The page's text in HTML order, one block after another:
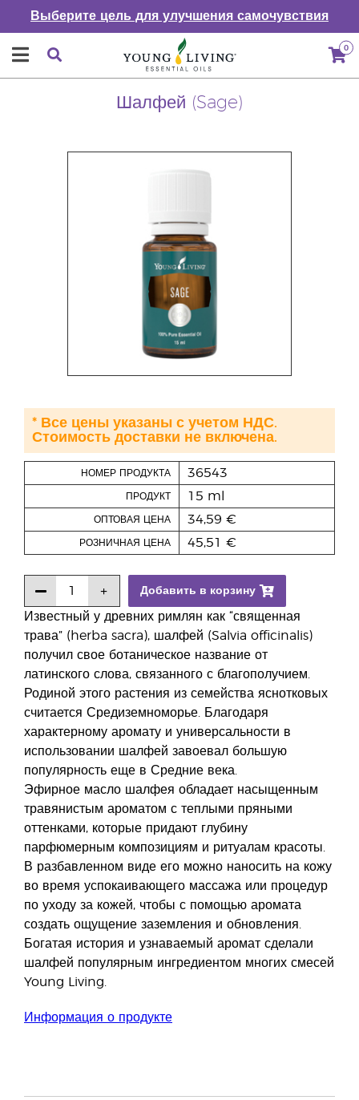
Выберите цель для улучшения самочувствия
0
Шалфей (Sage)
Известный у древних римлян как “священная
трава” (herba sacra), шалфей (Salvia officinalis)
получил свое ботаническое название от
латинского слова, связанного с благополучием.
Родиной этого растения из семейства яснотковых
считается Средиземноморье. Благодаря
характерному аромату и универсальности в
использовании шалфей завоевал большую
популярность еще в Средние века.
Эфирное масло шалфея обладает насыщенным
травянистым ароматом с теплыми пряными
оттенками, которые придают глубину
парфюмерным композициям и ритуалам красоты.
В разбавленном виде его можно наносить на кожу
во время успокаивающего массажа или процедур
по уходу за кожей, чтобы с помощью аромата
создать ощущение заземления и обновления.
Богатая история и узнаваемый аромат сделали
шалфей популярным ингредиентом многих смесей
Young Living.
Информация о продукте
НОМЕР ПРОДУКТА 36543
ПРОДУКТ 15 ml
ОПТОВАЯ ЦЕНА 34,59 €
РОЗНИЧНАЯ ЦЕНА 45,51 €
Добавить в корзину
* Все цены указаны с учетом НДС.
Стоимость доставки не включена.